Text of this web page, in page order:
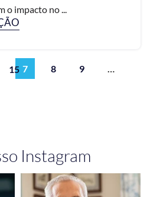
o impacto no ...
7 8 9
15
Instagram